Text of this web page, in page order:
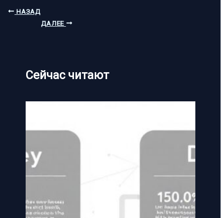
НАЗАД
ДАЛЕЕ
Сейчас читают